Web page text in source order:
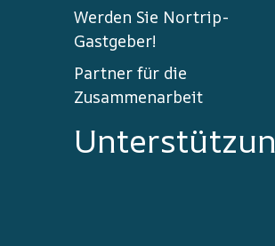
Werden Sie Nortrip-
Gastgeber!
Partner für die
Zusammenarbeit